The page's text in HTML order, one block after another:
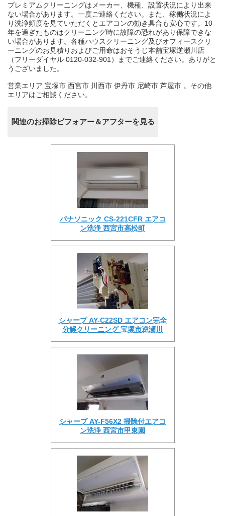
プレミアムクリーニングはメーカー、機種、設置状況により出来
ない場合があります。一度ご連絡ください。また、稼働状況によ
り洗浄頻度を見ていただくとエアコンの効き具合も安心です。10
年を過ぎたものはクリーニング時に故障の恐れがあり保障できな
い場合があります。各種ハウスクリーニング及びオフィースクリ
ーニングのお見積りおよびご用命はおそうじ本舗宝塚逆瀬川店
（フリーダイヤル 0120-032-901）までご連絡ください。ありがと
うございました。
営業エリア 宝塚市 西宮市 川西市 伊丹市 尼崎市 芦屋市 。その他
エリアはご相談ください。
関連のお掃除ビフォアー＆アフターを見る
パナソニック CS-221CFR エアコ
ン洗浄 西宮市高松町
シャープ AY-C22SD エアコン完全
分解クリーニング 宝塚市逆瀬川
シャープ AY-F56X2 掃除付エアコ
ン洗浄 西宮市甲東園